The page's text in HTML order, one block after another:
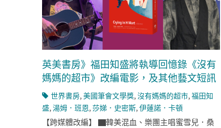
英美書房》福田知盛將執導回憶錄《沒有
媽媽的超市》改編電影，及其他藝文短訊
世界書房,美國筆會文學獎,沒有媽媽的超市,福田知
盛,湯姆．班恩,莎娣．史密斯,伊蓮諾．卡頓
【跨媒體改編】 ▇韓美混血、樂團主唱蜜雪兒．桑